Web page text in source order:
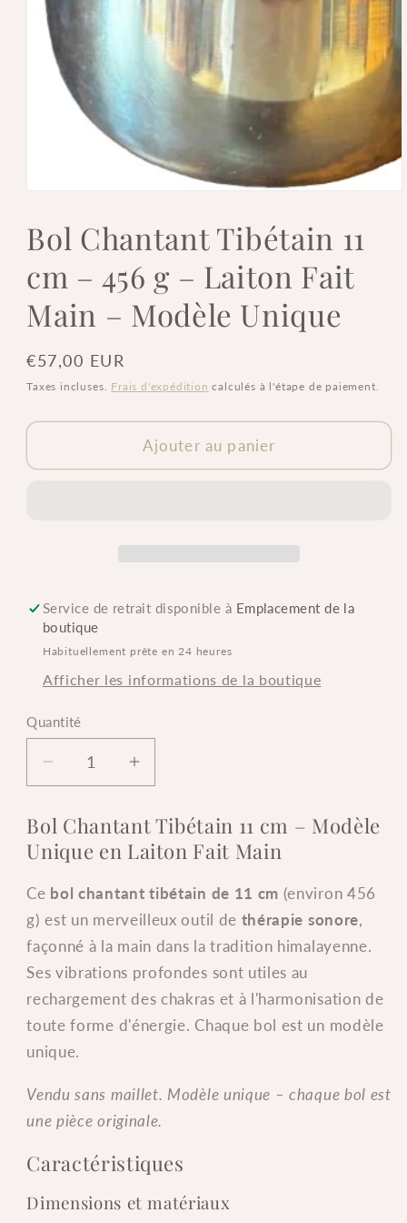
1
dans
fenêtre
modale
Bol Chantant Tibétain 11
cm – 456 g – Laiton Fait
Main – Modèle Unique
Prix
habituel
€57,00 EUR
Taxes incluses. Frais d'expédition calculés à l'étape de paiement.
Ajouter au panier
Service de retrait disponible à Emplacement de la
boutique
Habituellement prête en 24 heures
Afficher les informations de la boutique
Quantité
Quantité
Réduire
la
quantité
de
Bol
Tibétain
11
cm
–
456
g
–
Laiton
Main
–
Unique
Augmenter
la
quantité
de
Bol
Tibétain
11
cm
–
456
g
–
Main
–
Unique
Bol Chantant Tibétain 11 cm – Modèle
Unique en Laiton Fait Main
Ce bol chantant tibétain de 11 cm (environ 456
g) est un merveilleux outil de thérapie sonore,
façonné à la main dans la tradition himalayenne.
Ses vibrations profondes sont utiles au
rechargement des chakras et à l'harmonisation de
toute forme d'énergie. Chaque bol est un modèle
unique.
Vendu sans maillet. Modèle unique – chaque bol est
une pièce originale.
Caractéristiques
Dimensions et matériaux